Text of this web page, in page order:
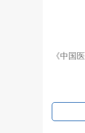
《中国